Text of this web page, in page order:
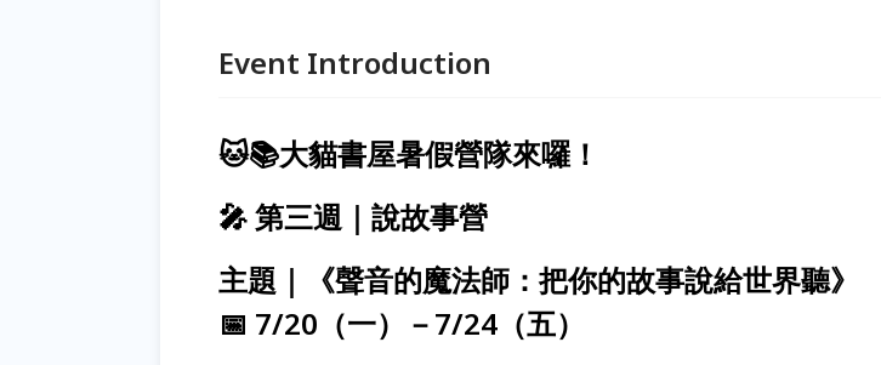
Event Introduction
🐱📚大貓書屋暑假營隊來囉！
🎤 第三週｜說故事營
主題｜《聲音的魔法師：把你的故事說給世界聽》
📅 7/20（一）－7/24（五）